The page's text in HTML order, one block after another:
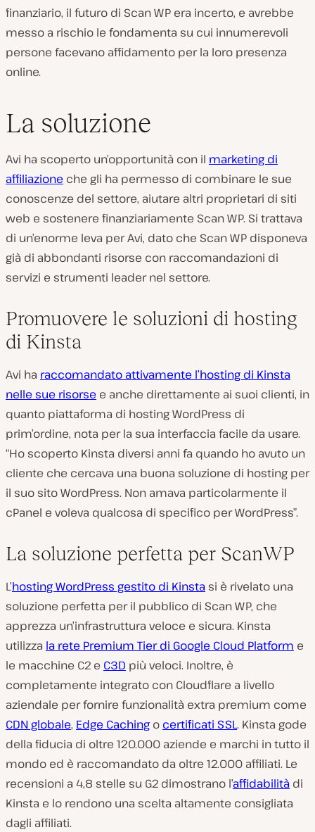
finanziario, il futuro di Scan WP era incerto, e avrebbe
messo a rischio le fondamenta su cui innumerevoli
persone facevano affidamento per la loro presenza
online.
La soluzione
Avi ha scoperto un’opportunità con il marketing di
affiliazione che gli ha permesso di combinare le sue
conoscenze del settore, aiutare altri proprietari di siti
web e sostenere finanziariamente Scan WP. Si trattava
di un’enorme leva per Avi, dato che Scan WP disponeva
già di abbondanti risorse con raccomandazioni di
servizi e strumenti leader nel settore.
Promuovere le soluzioni di hosting
di Kinsta
Avi ha raccomandato attivamente l’hosting di Kinsta
nelle sue risorse e anche direttamente ai suoi clienti, in
quanto piattaforma di hosting WordPress di
prim’ordine, nota per la sua interfaccia facile da usare.
“Ho scoperto Kinsta diversi anni fa quando ho avuto un
cliente che cercava una buona soluzione di hosting per
il suo sito WordPress. Non amava particolarmente il
cPanel e voleva qualcosa di specifico per WordPress”.
La soluzione perfetta per ScanWP
L’hosting WordPress gestito di Kinsta si è rivelato una
soluzione perfetta per il pubblico di Scan WP, che
apprezza un’infrastruttura veloce e sicura. Kinsta
utilizza la rete Premium Tier di Google Cloud Platform e
le macchine C2 e C3D più veloci. Inoltre, è
completamente integrato con Cloudflare a livello
aziendale per fornire funzionalità extra premium come
CDN globale, Edge Caching o certificati SSL. Kinsta gode
della fiducia di oltre 120.000 aziende e marchi in tutto il
mondo ed è raccomandato da oltre 12.000 affiliati. Le
recensioni a 4,8 stelle su G2 dimostrano l’affidabilità di
Kinsta e lo rendono una scelta altamente consigliata
dagli affiliati.